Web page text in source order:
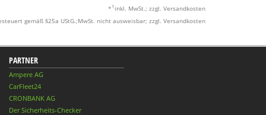
* 1 inkl. MwSt.; zzgl. Versandkosten
gemäß §25a UStG.;MwSt. nicht ausweisbar; zzgl. Versandkosten
PARTNER
Ampere AG
CarFleet24
CRONBANK AG
Der Sicherheits-Checker